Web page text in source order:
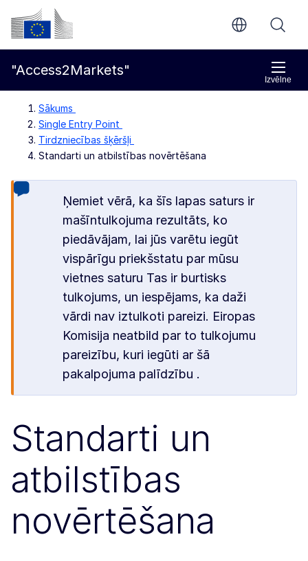
Pāriet uz galveno saturu
Eiropas Komisija
Izvēlne
"Access2Markets"
Sākums
Single Entry Point
Tirdzniecības šķēršļi
Standarti un atbilstības novērtēšana
Ņemiet vērā, ka šīs lapas saturs ir
mašīntulkojuma rezultāts, ko
piedāvājam, lai jūs varētu iegūt
vispārīgu priekšstatu par mūsu
vietnes saturu Tas ir burtisks
tulkojums, un iespējams, ka daži
vārdi nav iztulkoti pareizi. Eiropas
Komisija neatbild par to tulkojumu
pareizību, kuri iegūti ar šā
pakalpojuma palīdzību .
Standarti un
atbilstības
novērtēšana